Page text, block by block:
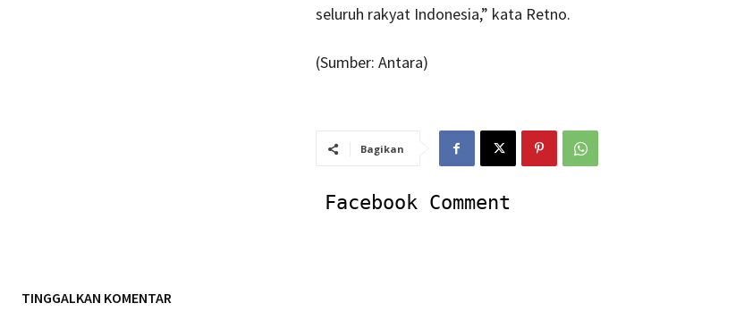
seluruh rakyat Indonesia,” kata Retno.
(Sumber: Antara)
Bagikan
Facebook Comment
TINGGALKAN KOMENTAR